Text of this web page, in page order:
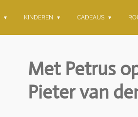
KINDEREN CADEAUS
Met Petrus
Pieter van